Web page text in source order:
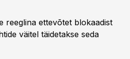
reeglina ettevõtet blokaadist
väitel täidetakse seda